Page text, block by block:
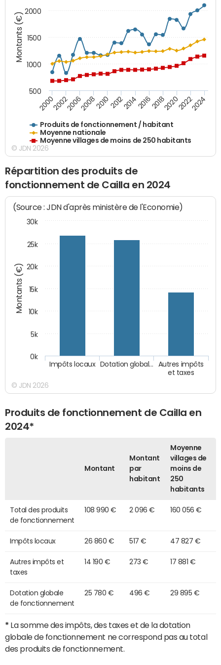
Montants (€)
Produits de fonctionnement / habitant
Moyenne nationale
Moyenne villages de moins de 250 habitants
200020022006200820102012201420162018202020222024
500
1000
1500
2000
© JDN 2026
Répartition des produits de
fonctionnement de Cailla en 2024
Montants (€)
(Source : JDN d'après ministère de l'Economie)
Autres impôts
et taxes
Dotation global…
Impôts locaux
0k
5k
10k
15k
20k
25k
30k
© JDN 2026
Produits de fonctionnement de Cailla en
2024*
Montant
Montant
par
habitant
Moyenne
villages de
moins de
250
habitants
Total des produits
de fonctionnement
108 990 € 2 096 € 160 056 €
Impôts locaux 26 860 € 517 € 47 827 €
Autres impôts et
taxes
14 190 € 273 € 17 881 €
Dotation globale
de fonctionnement
25 780 € 496 € 29 895 €
* La somme des impôts, des taxes et de la dotation
globale de fonctionnement ne correspond pas au total
des produits de fonctionnement.